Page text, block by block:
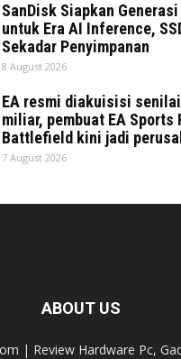
SanDisk Siapkan Generasi
untuk Era AI Inference,
Sekadar Penyimpanan
8 August 2026
EA resmi diakuisisi senilai
miliar, pembuat EA Sports
Battlefield kini jadi
7 August 2026
ABOUT US
| Review Hardware Pc,